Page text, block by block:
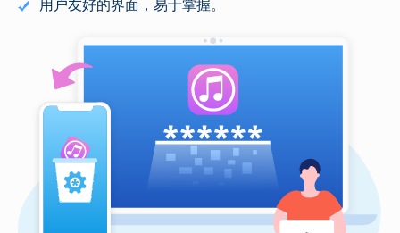
用户友好的界面，易于掌握。